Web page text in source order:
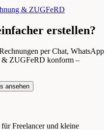
& ZUGFeRD
erstellen?
per Chat, WhatsApp
& ZUGFeRD konform –
ansehen
Freelancer und kleine